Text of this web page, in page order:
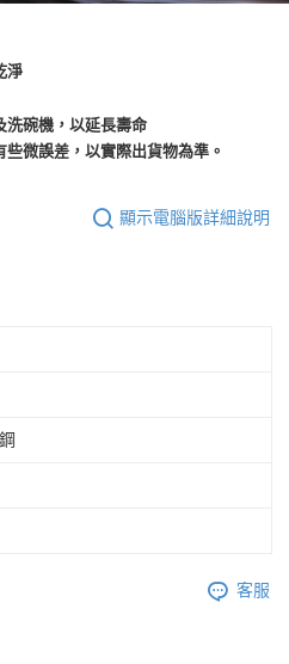
淨
碗機，以延長壽命
微誤差，以實際出貨物為準。
顯示電腦版詳細說明
客服